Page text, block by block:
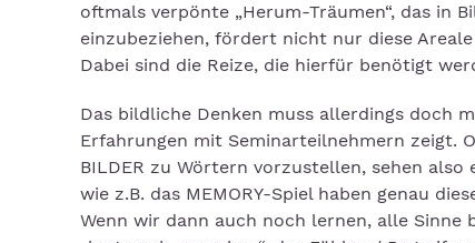
oftmals verpönte „Herum-Träumen“, das in
einzubeziehen, fördert nicht nur diese
Dabei sind die Reize, die hierfür benötigt
Das bildliche Denken muss allerdings doch
Erfahrungen mit Seminarteilnehmern zeigt.
BILDER zu Wörtern vorzustellen, sehen
wie z.B. das MEMORY-Spiel haben genau
Wenn wir dann auch noch lernen, alle Sinne